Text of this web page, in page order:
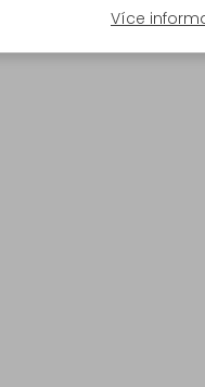
Více